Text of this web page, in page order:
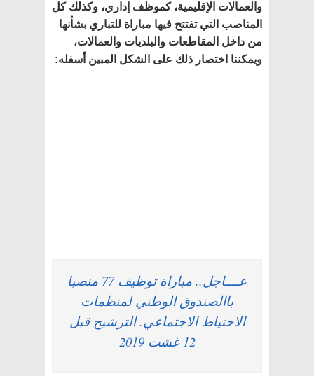
والعمالات الإقليمية، كموظف إداري، وكذلك كل
المناصب التي تفتتح فيها مباراة للتباري بشأنها
من داخل المقاطعات والبلديات والعمالات،
ويمكننا اختصار ذلك على الشكل المبين أسفله:
عــــاجل.. مباراة توظيف 77 منصبا
باالصندوق الوطني لمنظمات
الاحتياط الاجتماعي. الترشيح قبل
12 غشت 2019